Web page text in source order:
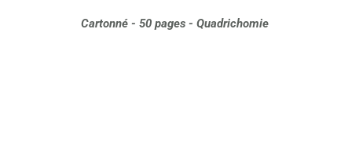
Cartonné - 50 pages - Quadrichomie